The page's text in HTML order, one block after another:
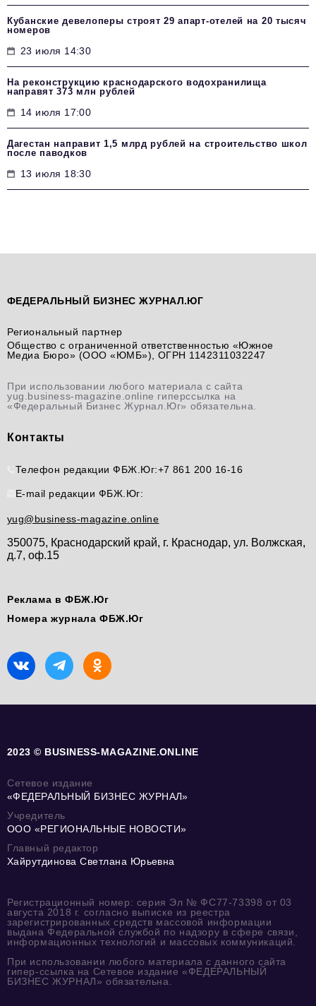
Кубанские девелоперы строят 29 апарт-отелей на 20 тысяч
номеров
23 июля 14:30
На реконструкцию краснодарского водохранилища
направят 373 млн рублей
14 июля 17:00
Дагестан направит 1,5 млрд рублей на строительство школ
после паводков
13 июля 18:30
ФЕДЕРАЛЬНЫЙ БИЗНЕС ЖУРНАЛ.ЮГ
Региональный партнер
Общество с ограниченной ответственностью «Южное
Медиа Бюро» (ООО «ЮМБ»), ОГРН 1142311032247
При использовании любого материала с сайта
yug.business-magazine.online гиперссылка на
«Федеральный Бизнес Журнал.Юг» обязательна.
Контакты
Телефон редакции ФБЖ.Юг:+7 861 200 16-16
E-mail редакции ФБЖ.Юг:
yug@business-magazine.online
350075, Краснодарский край, г. Краснодар, ул. Волжская,
д.7, оф.15
Реклама в ФБЖ.Юг
Номера журнала ФБЖ.Юг
2023 © BUSINESS-MAGAZINE.ONLINE
Сетевое издание
«ФЕДЕРАЛЬНЫЙ БИЗНЕС ЖУРНАЛ»
Учредитель
ООО «РЕГИОНАЛЬНЫЕ НОВОСТИ»
Главный редактор
Хайрутдинова Светлана Юрьевна
Регистрационный номер: серия Эл № ФС77-73398 от 03
августа 2018 г. согласно выписке из реестра
зарегистрированных средств массовой информации
выдана Федеральной службой по надзору в сфере связи,
информационных технологий и массовых коммуникаций.
При использовании любого материала с данного сайта
гипер-ссылка на Сетевое издание «ФЕДЕРАЛЬНЫЙ
БИЗНЕС ЖУРНАЛ» обязательна.